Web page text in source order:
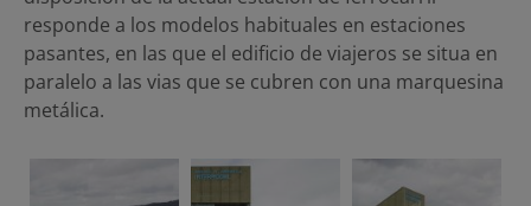
responde a los modelos habituales en estaciones
pasantes, en las que el edificio de viajeros se situa en
paralelo a las vias que se cubren con una marquesina
metálica.